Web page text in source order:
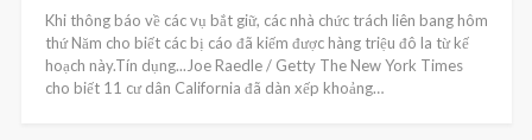
Khi thông báo về các vụ bắt giữ, các nhà chức trách liên bang hôm
thứ Năm cho biết các bị cáo đã kiếm được hàng triệu đô la từ kế
hoạch này.Tín dụng...Joe Raedle / Getty The New York Times
cho biết 11 cư dân California đã dàn xếp khoảng…